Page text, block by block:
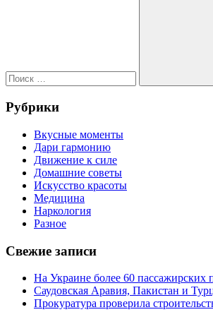
Рубрики
Вкусные моменты
Дари гармонию
Движение к силе
Домашние советы
Искусство красоты
Медицина
Наркология
Разное
Свежие записи
На Украине более 60 пассажирских
Саудовская Аравия, Пакистан и
Прокуратура проверила